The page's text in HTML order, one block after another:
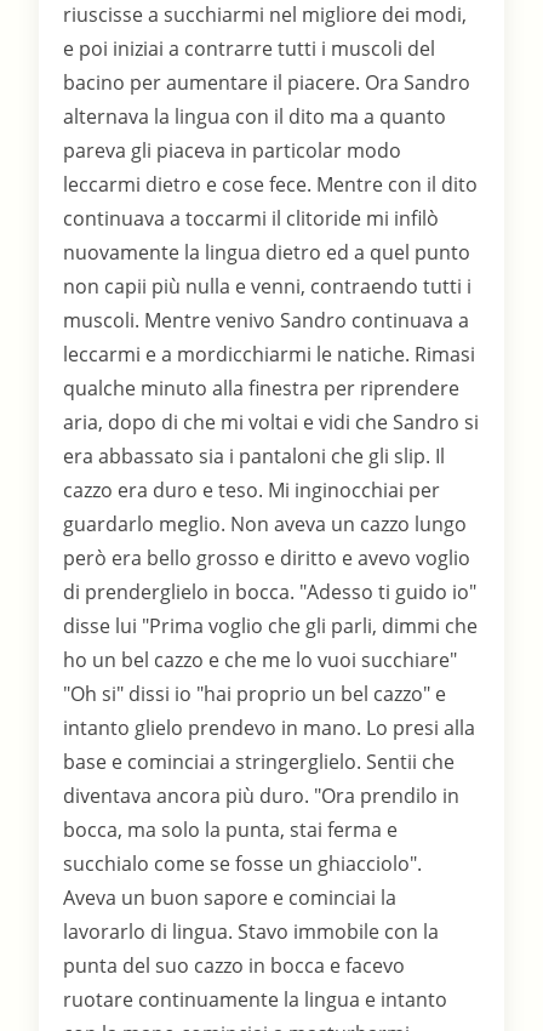
riuscisse a succhiarmi nel migliore dei modi,
e poi iniziai a contrarre tutti i muscoli del
bacino per aumentare il piacere. Ora Sandro
alternava la lingua con il dito ma a quanto
pareva gli piaceva in particolar modo
leccarmi dietro e cose fece. Mentre con il dito
continuava a toccarmi il clitoride mi infilò
nuovamente la lingua dietro ed a quel punto
non capii più nulla e venni, contraendo tutti i
muscoli. Mentre venivo Sandro continuava a
leccarmi e a mordicchiarmi le natiche. Rimasi
qualche minuto alla finestra per riprendere
aria, dopo di che mi voltai e vidi che Sandro si
era abbassato sia i pantaloni che gli slip. Il
cazzo era duro e teso. Mi inginocchiai per
guardarlo meglio. Non aveva un cazzo lungo
però era bello grosso e diritto e avevo voglio
di prenderglielo in bocca. "Adesso ti guido io"
disse lui "Prima voglio che gli parli, dimmi che
ho un bel cazzo e che me lo vuoi succhiare"
"Oh si" dissi io "hai proprio un bel cazzo" e
intanto glielo prendevo in mano. Lo presi alla
base e cominciai a stringerglielo. Sentii che
diventava ancora più duro. "Ora prendilo in
bocca, ma solo la punta, stai ferma e
succhialo come se fosse un ghiacciolo".
Aveva un buon sapore e cominciai la
lavorarlo di lingua. Stavo immobile con la
punta del suo cazzo in bocca e facevo
ruotare continuamente la lingua e intanto